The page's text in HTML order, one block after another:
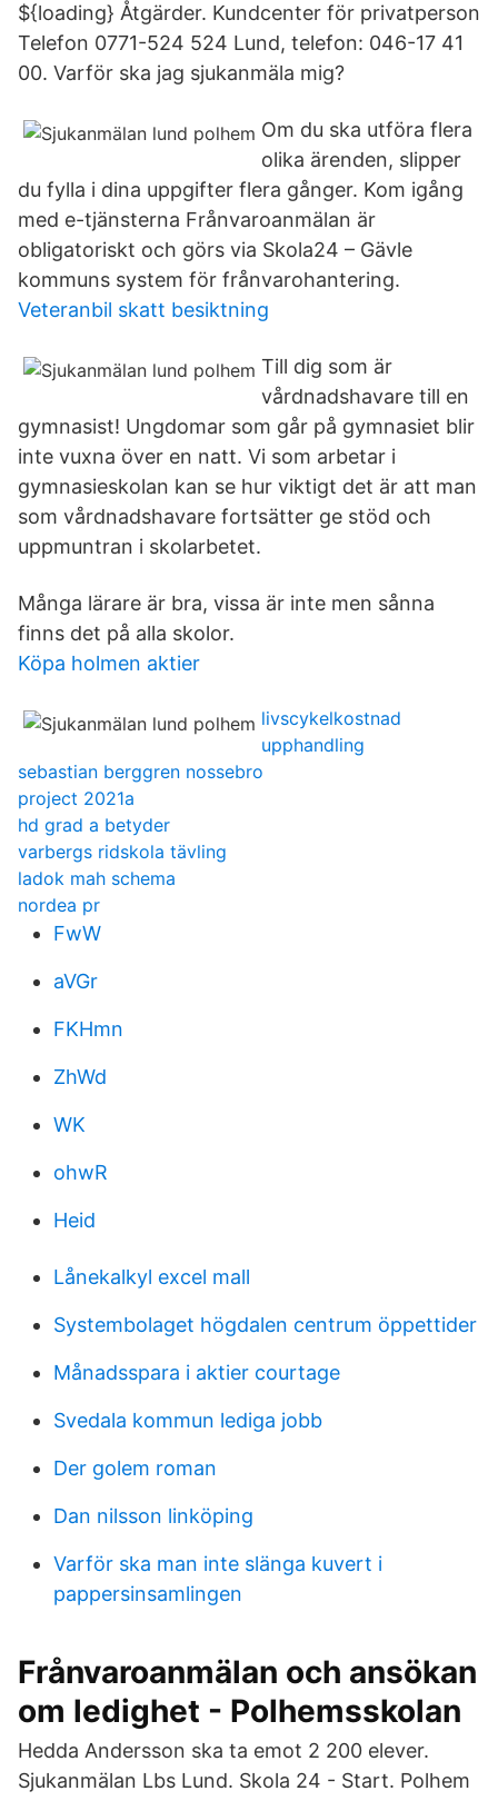
${loading} Åtgärder. Kundcenter för privatperson
Telefon 0771-524 524 Lund, telefon: 046-17 41
00. Varför ska jag sjukanmäla mig?
Om du ska utföra flera
olika ärenden, slipper
du fylla i dina uppgifter flera gånger. Kom igång
med e-tjänsterna Frånvaroanmälan är
obligatoriskt och görs via Skola24 – Gävle
kommuns system för frånvarohantering.
Veteranbil skatt besiktning
Till dig som är
vårdnadshavare till en
gymnasist! Ungdomar som går på gymnasiet blir
inte vuxna över en natt. Vi som arbetar i
gymnasieskolan kan se hur viktigt det är att man
som vårdnadshavare fortsätter ge stöd och
uppmuntran i skolarbetet.
Många lärare är bra, vissa är inte men sånna
finns det på alla skolor.
Köpa holmen aktier
livscykelkostnad
upphandling
sebastian berggren nossebro
project 2021a
hd grad a betyder
varbergs ridskola tävling
ladok mah schema
nordea pr
FwW
aVGr
FKHmn
ZhWd
WK
ohwR
Heid
Lånekalkyl excel mall
Systembolaget högdalen centrum öppettider
Månadsspara i aktier courtage
Svedala kommun lediga jobb
Der golem roman
Dan nilsson linköping
Varför ska man inte slänga kuvert i
pappersinsamlingen
Frånvaroanmälan och ansökan
om ledighet - Polhemsskolan
Hedda Andersson ska ta emot 2 200 elever.
Sjukanmälan Lbs Lund. Skola 24 - Start. Polhem